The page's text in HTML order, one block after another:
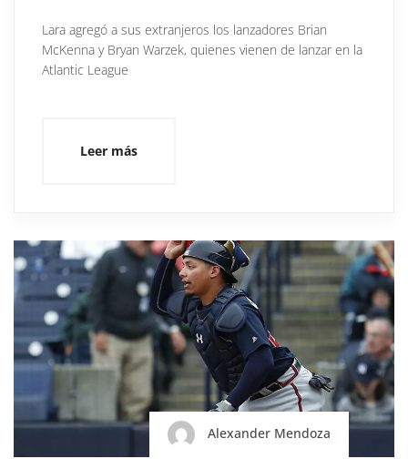
Lara agregó a sus extranjeros los lanzadores Brian
McKenna y Bryan Warzek, quienes vienen de lanzar en la
Atlantic League
Leer más
Alexander Mendoza